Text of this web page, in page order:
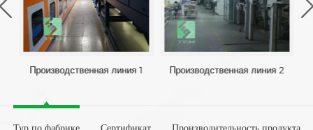
Производственная линия 1 Производственная линия 2